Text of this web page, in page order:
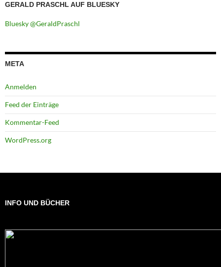
GERALD PRASCHL AUF BLUESKY
Bluesky @GeraldPraschl
META
Anmelden
Feed der Einträge
Kommentar-Feed
WordPress.org
INFO UND BÜCHER